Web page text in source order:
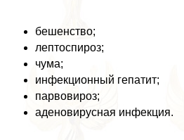
бешенство;
лептоспироз;
чума;
инфекционный гепатит;
парвовироз;
аденовирусная инфекция.